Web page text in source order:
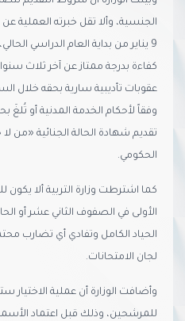
الجنسية، وألا تقل خبرته
9 يناير من بداية العام الدراسي
كفاءة بدرجة ممتاز عن آخر ثلاث
عقوبات تأديبية سارية بحقه خلال
وفقاً لأحكام الخدمة المدنية أو تُلغَ
تقديم شهادة الحالة الجنائية
الحكومي.
كما اشترطت وزارة التربية ألا يكون
الأولى في الصفوف الثاني عشر أو
الحياد الكامل وتفادي أي تضارب
لجان الامتحانات.
وأضافت الوزارة أن عملية
للمرشحين، وذلك قبل اعتماد